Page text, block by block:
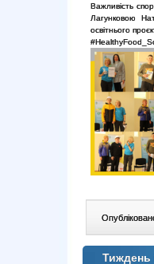
Важливість
Лагунковою
освітнього